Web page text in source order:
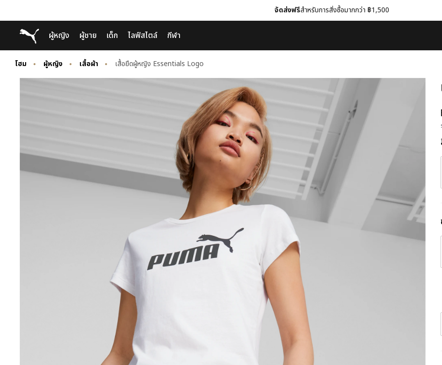
to
Main
content
to
Footer
Content
จัดส่งฟรีสำหรับการสั่งซื้อมากกว่า ฿1,500
Puma โฮม
ผู้หญิง ผู้ชาย เด็ก ไลฟ์สไตล์ กีฬา
โฮม ผู้หญิง เสื้อผ้า เสื้อยืดผู้หญิง Essentials Logo